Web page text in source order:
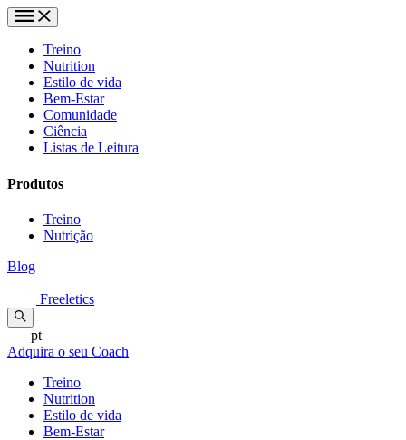
Treino
Nutrition
Estilo de vida
Bem-Estar
Comunidade
Ciência
Listas de Leitura
Produtos
Treino
Nutrição
Blog
Freeletics
pt
Adquira o seu Coach
Treino
Nutrition
Estilo de vida
Bem-Estar